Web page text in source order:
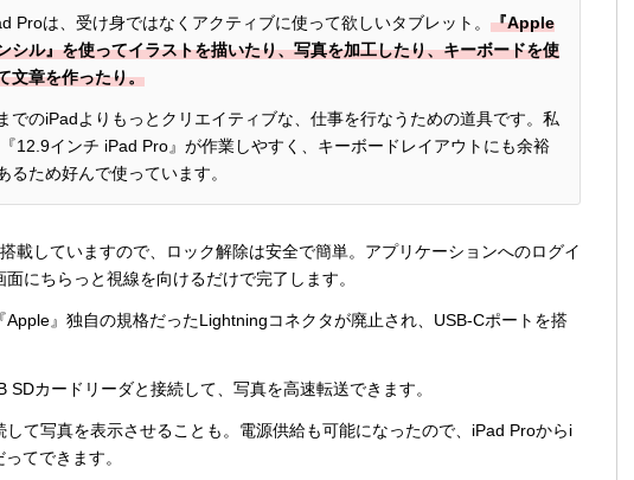
Proは、受け身ではなくアクティブに使って欲しいタブレット。 『Apple
シル』を使ってイラストを描いたり、写真を加工したり、キーボードを使
文章を作ったり。
でのiPadよりもっとクリエイティブな、仕事を行なうための道具です。私
12.9インチ iPad Pro』が作業しやすく、キーボードレイアウトにも余裕
るため好んで使っています。
載していますので、ロック解除は安全で簡単。アプリケーションへのログイ
にちらっと視線を向けるだけで完了します。
』独自の規格だったLightningコネクタが廃止され、 USB-Cポートを搭
SDカードリーダと接続して、写真を高速転送できます。
て写真を表示させることも。電源供給も可能になったので、iPad Proからi
てできます。